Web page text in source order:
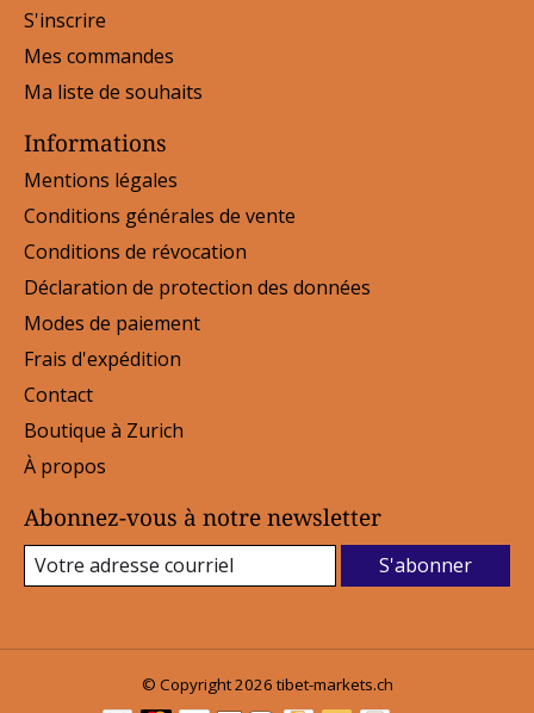
S'inscrire
Mes commandes
Ma liste de souhaits
Informations
Mentions légales
Conditions générales de vente
Conditions de révocation
Déclaration de protection des données
Modes de paiement
Frais d'expédition
Contact
Boutique à Zurich
À propos
Abonnez-vous à notre newsletter
S'abonner
© Copyright 2026 tibet-markets.ch